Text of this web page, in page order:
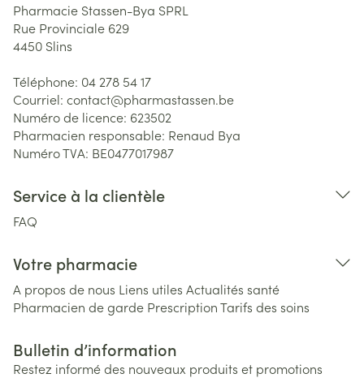
Pharmacie Stassen-Bya SPRL
Rue Provinciale 629
4450 Slins
Téléphone: 04 278 54 17
Courriel: contact@pharmastassen.be
Numéro de licence: 623502
Pharmacien responsable: Renaud Bya
Numéro TVA: BE0477017987
Service à la clientèle
FAQ
Votre pharmacie
A propos de nous Liens utiles Actualités santé
Pharmacien de garde PrescriptionTarifs des soins
Bulletin d’information
Restez informé des nouveaux produits et promotions